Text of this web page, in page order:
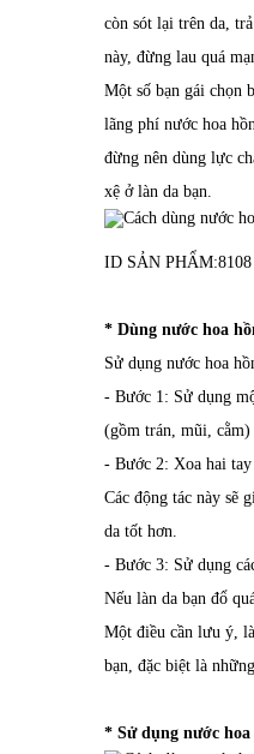
còn sót lại trên da,
này, đừng lau quá
Một số bạn gái chọn
lãng phí nước hoa
đừng nên dùng lực
xệ ở làn da bạn.
ID SẢN PHẨM:8108
* Dùng nước hoa
Sử dụng nước hoa
- Bước 1: Sử dụng
(gồm trán, mũi, cằm)
- Bước 2: Xoa hai tay
Các động tác này sẽ
da tốt hơn.
- Bước 3: Sử dụng
Nếu làn da bạn đổ
Một điều cần lưu ý,
bạn, đặc biệt là
* Sử dụng nước